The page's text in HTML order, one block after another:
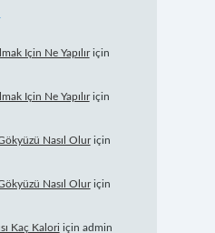
Için Ne Yapılıriçin
Için Ne Yapılıriçin
Nasıl Oluriçin
Nasıl Oluriçin
Kaç Kalori için admin